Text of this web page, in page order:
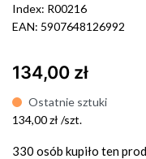
Index: R00216
EAN: 5907648126992
134,00 zł
Ostatnie sztuki
134,00 zł /szt.
330 osób kupiło ten